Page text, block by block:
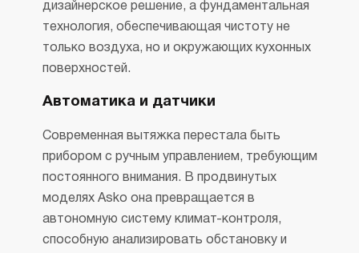
дизайнерское решение, а фундаментальная
технология, обеспечивающая чистоту не
только воздуха, но и окружающих кухонных
поверхностей.
Автоматика и датчики
Современная вытяжка перестала быть
прибором с ручным управлением, требующим
постоянного внимания. В продвинутых
моделях Asko она превращается в
автономную систему климат-контроля,
способную анализировать обстановку и